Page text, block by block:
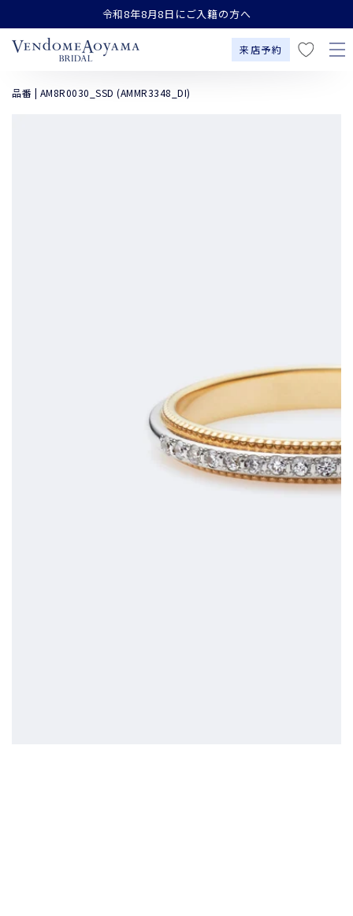
コンテンツにスキップす令和8年8月8日にご入籍の方へ
来店予約
気
に
品番 | AM8R0030_SSD (AMMR3348_DI)